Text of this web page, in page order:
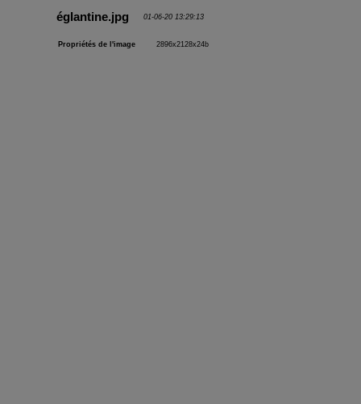
églantine.jpg 01-06-20 13:29:13
Propriétés de l'image 2896x2128x24b